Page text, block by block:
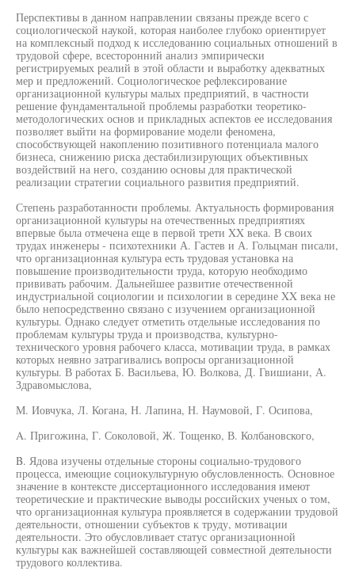
Перспективы в данном направлении связаны прежде всего с
социологической наукой, которая наиболее глубоко ориентирует
на комплексный подход к исследованию социальных отношений в
трудовой сфере, всесторонний анализ эмпирически
регистрируемых реалий в этой области и выработку адекватных
мер и предложений. Социологическое рефлексирование
организационной культуры малых предприятий, в частности
решение фундаментальной проблемы разработки теоретико-
методологических основ и прикладных аспектов ее исследования
позволяет выйти на формирование модели феномена,
способствующей накоплению позитивного потенциала малого
бизнеса, снижению риска дестабилизирующих объективных
воздействий на него, созданию основы для практической
реализации стратегии социального развития предприятий.
Степень разработанности проблемы. Актуальность формирования
организационной культуры на отечественных предприятиях
впервые была отмечена еще в первой трети XX века. В своих
трудах инженеры - психотехники А. Гастев и А. Гольцман писали,
что организационная культура есть трудовая установка на
повышение производительности труда, которую необходимо
прививать рабочим. Дальнейшее развитие отечественной
индустриальной социологии и психологии в середине XX века не
было непосредственно связано с изучением организационной
культуры. Однако следует отметить отдельные исследования по
проблемам культуры труда и производства, культурно-
технического уровня рабочего класса, мотивации труда, в рамках
которых неявно затрагивались вопросы организационной
культуры. В работах Б. Васильева, Ю. Волкова, Д. Гвишиани, А.
Здравомыслова,
М. Иовчука, Л. Когана, Н. Лапина, Н. Наумовой, Г. Осипова,
A. Пригожина, Г. Соколовой, Ж. Тощенко, В. Колбановского,
B. Ядова изучены отдельные стороны социально-трудового
процесса, имеющие социокультурную обусловленность. Основное
значение в контексте диссертационного исследования имеют
теоретические и практические выводы российских ученых о том,
что организационная культура проявляется в содержании трудовой
деятельности, отношении субъектов к труду, мотивации
деятельности. Это обусловливает статус организационной
культуры как важнейшей составляющей совместной деятельности
трудового коллектива.